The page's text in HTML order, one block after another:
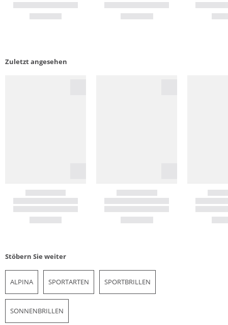
Zuletzt angesehen
Stöbern Sie weiter
ALPINA SPORTARTEN SPORTBRILLEN
SONNENBRILLEN